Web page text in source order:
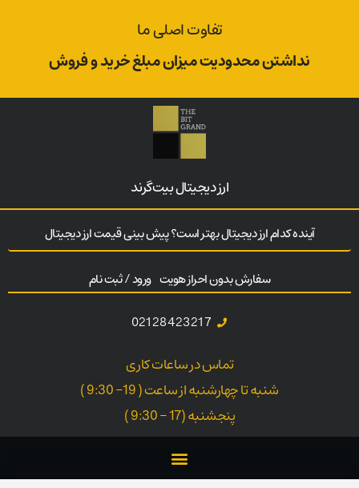
تفاوت اصلی ما
نداشتن محدودیت میزان مبلغ خرید و فروش
ارز‌ دیجیتال بیت‌گرند
آینده کدام ارز دیجیتال بهتر است؟ پیش بینی قیمت ارز دیجیتال
سفارش بدون احراز هویت ورود / ثبت نام
02128423217
تماس در ساعات کاری
شنبه تا چهارشنبه از ساعت ( 19- 9:30 )
پنجشنبه (17 - 9:30 )